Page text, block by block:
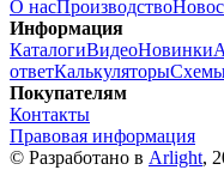
О насПроизводство
Информация
КаталогиВидеоНовинки
ответКалькуляторы
Покупателям
Контакты
Правовая информация
© Разработано в Arlight,